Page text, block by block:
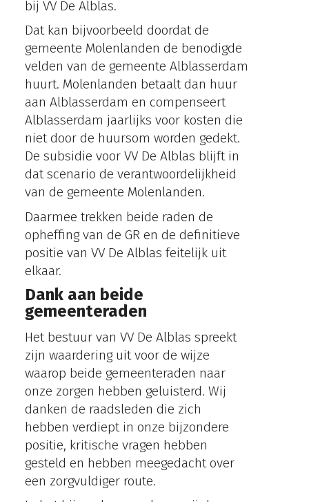
bij VV De Alblas.
Dat kan bijvoorbeeld doordat de
gemeente Molenlanden de benodigde
velden van de gemeente Alblasserdam
huurt. Molenlanden betaalt dan huur
aan Alblasserdam en compenseert
Alblasserdam jaarlijks voor kosten die
niet door de huursom worden gedekt.
De subsidie voor VV De Alblas blijft in
dat scenario de verantwoordelijkheid
van de gemeente Molenlanden.
Daarmee trekken beide raden de
opheffing van de GR en de definitieve
positie van VV De Alblas feitelijk uit
elkaar.
Dank aan beide
gemeenteraden
Het bestuur van VV De Alblas spreekt
zijn waardering uit voor de wijze
waarop beide gemeenteraden naar
onze zorgen hebben geluisterd. Wij
danken de raadsleden die zich
hebben verdiept in onze bijzondere
positie, kritische vragen hebben
gesteld en hebben meegedacht over
een zorgvuldiger route.